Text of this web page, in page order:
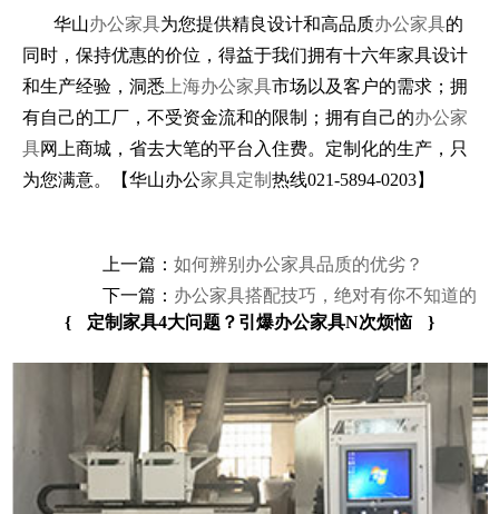
华山办公家具为您提供精良设计和高品质办公家具的
同时，保持优惠的价位，得益于我们拥有十六年家具设计
和生产经验，洞悉 上海办公家具市场以及客户的需求；拥
有自己的工厂，不受资金流和的限制；拥有自己的办公家
具网上商城，省去大笔的平台入住费。定制化的生产，只
为您满意。【华山办公家具定制 热线021-5894-0203】
上一篇： 如何辨别办公家具品质的优劣？
下一篇： 办公家具搭配技巧，绝对有你不知道的
{
定制家具4大问题？引爆办公家具N次烦恼 }